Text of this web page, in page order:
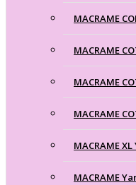
MACRAME
MACRAME
MACRAME
MACRAME
MACRAME
MACRAME